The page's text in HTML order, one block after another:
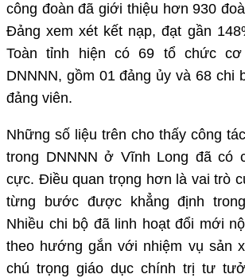
công đoàn đã giới thiệu hơn 930
Đảng xem xét kết nạp, đạt gần
Toàn tỉnh hiện có 69 tổ chức
DNNNN, gồm 01 đảng ủy và 68 chi
đảng viên.
Những số liệu trên cho thấy công
trong DNNNN ở Vĩnh Long đã có
cực. Điều quan trọng hơn là vai trò
từng bước được khẳng định
Nhiều chi bộ đã linh hoạt đổi mới
theo hướng gắn với nhiệm vụ sản
chú trọng giáo dục chính trị tư